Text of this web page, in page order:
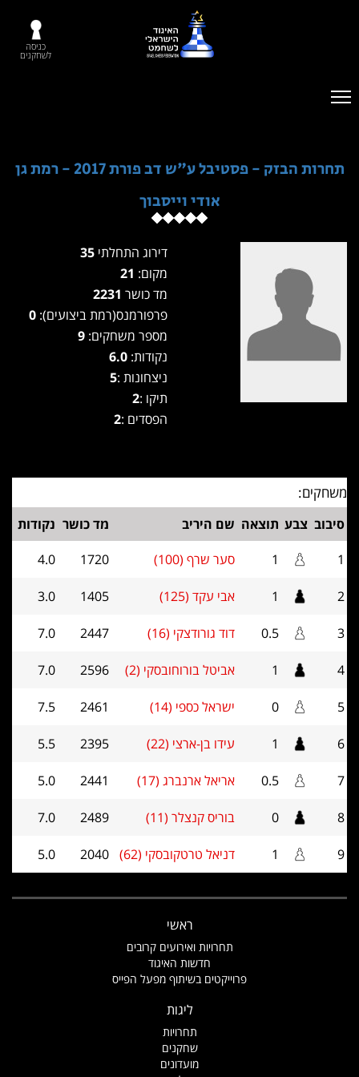
כניסה
לשחקנים
תחרות הבזק - פסטיבל ע"ש דב פורת 2017 - רמת גן
אודי וייסבוך
דירוג התחלתי
מקום:
מד כושר
פרפורמנס(רמת ביצועים):
מספר משחקים:
נקודות: 6.0
ניצחונות :5
תיקו :2
הפסדים :2
משחקים:
סיבוב צבע תוצאה שם היריב מד כושר נקודות
1
1 סער שרף (100) 1720
4.0
2
1 אבי עקד (125) 1405
3.0
3
0.5 דוד גורודצקי (16) 2447
7.0
4
1 אביטל בורוחובסקי (2) 2596
7.0
5
0 ישראל כספי (14) 2461
7.5
6
1 עידו בן-ארצי (22) 2395
5.5
7
0.5 אריאל ארנברג (17) 2441
5.0
8
0 בוריס קנצלר (11) 2489
7.0
9
1 דניאל טרטקובסקי (62) 2040
5.0
ראשי
תחרויות ואירועים קרובים
חדשות האיגוד
פרוייקטים בשיתוף מפעל הפייס
ליגות
תחרויות
שחקנים
מועדונים